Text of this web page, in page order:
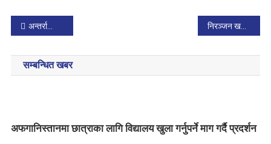
P
o
s
n
अन्तर्राष्ट्रिय बालसाहित्य सम्मेलन
सम्बन्धित खबर
अफगानिस्तानमा छात्राका लागि विद्यालय खुला गर्नुपर्ने माग गर्दै प्रदर्शन